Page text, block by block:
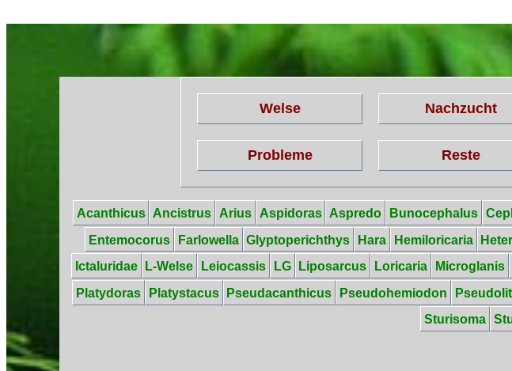
Welse Nachzucht
Probleme Reste
Acanthicus Ancistrus Arius Aspidoras Aspredo Bunocephalus
Entemocorus
Farlowella Glyptoperichthys Hara Hemiloricaria
Ictaluridae
L-Welse Leiocassis LG Liposarcus Loricaria Microglanis
Platydoras
Platystacus Pseudacanthicus Pseudohemiodon
Sturisoma